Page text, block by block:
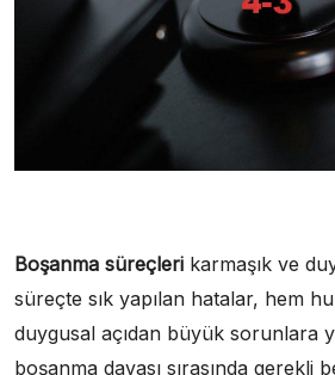
Boşanma süreçleri karmaşık ve
süreçte sık yapılan hatalar, hem
duygusal açıdan büyük sorunlara
boşanma davası sırasında gerekli